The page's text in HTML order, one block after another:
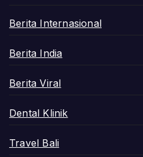
Berita Internasional
Berita India
Berita Viral
Dental Klinik
Travel Bali